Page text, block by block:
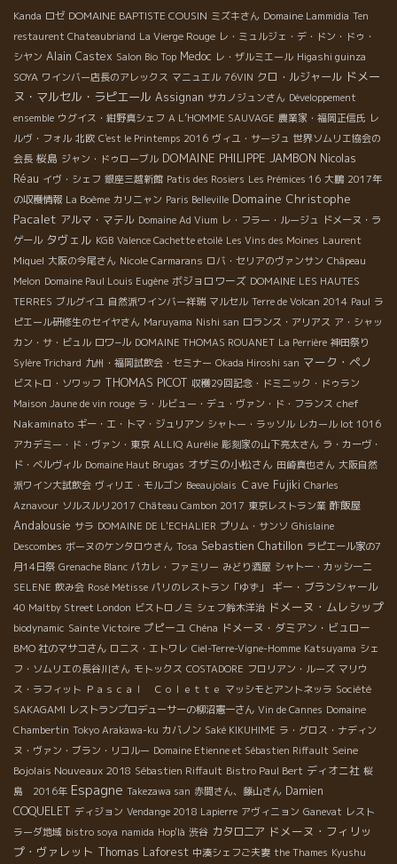
Kanda ロゼ DOMAINE BAPTISTE COUSIN ミズキさん Domaine Lammidia Ten
restaurent Chateaubriand La Vierge Rouge レ・ミュルジェ・デ・ドン・ドゥ・
シヤン Alain Castex Salon Bio Top Medoc レ・ザルミエール Higashi guinza
SOYA ワインバー店長のアレックス マニュエル 76VIN クロ・ルジャール ドメー
ヌ・マルセル・ラピエール Assignan サカノジュンさん Développement
ensemble ウグイス・紺野真シェフ A L’HOMME SAUVAGE 農業家・福岡正信氏 レ
ルヴ・フォル 北欧 C'est le Printemps 2016 ヴィユ・サージュ 世界ソムリエ協会の
会長 桜島 ジャン・ドゥローブル DOMAINE PHILIPPE JAMBON Nicolas
Réau イヴ・シェフ 銀座三越新館 Patis des Rosiers Les Prémices 16 大鵬 2017年
の収穫情報 La Boème カリニャン Paris Belleville Domaine Christophe
Pacalet アルマ・マテル Domaine Ad Vium レ・フラー・ルージュ ドメーヌ・ラ
ゲール タヴェル KGB Valence Cachette etoilé Les Vins des Moines Laurent
Miquel 大阪の今尾さん Nicole Carmarans ロバ・セリアのヴァンサン Châpeau
Melon Domaine Paul Louis Eugène ボジョロワーズ DOMAINE LES HAUTES
TERRES ブルグイユ 自然派ワインバー祥瑞 マルセル Terre de Volcan 2014 Paul ラ
ピエール研修生のセイヤさん Maruyama Nishi san ロランス・アリアス ア・シャッ
カン・サ・ビュル ロワ−ル DOMAINE THOMAS ROUANET La Perrière 神田祭り
Sylère Trichard 九州・福岡試飲会・セミナー Okada Hiroshi san マーク・ペノ
ビストロ・ソワッフ THOMAS PICOT 収穫29回記念・ドミニック・ドゥラン
Maison Jaune de vin rouge ラ・ルビュー・デュ・ヴァン・ド・フランス chef
Nakaminato ギー・エ・トマ・ジュリアン シャトー・ラッソル レカール lot 1016
アカデミー・ド・ヴァン・東京 ALLIQ Aurélie 彫刻家の山下亮太さん ラ・カーヴ・
ド・ベルヴィル Domaine Haut Brugas オザミの小松さん 田崎真也さん 大阪自然
派ワイン大試飲会 ヴィリエ・モルゴン Beeaujolais Ｃave Fujiki Charles
Aznavour ソルスルリ2017 Château Cambon 2017 東京レストラン業 酢飯屋
Andalousie サラ DOMAINE DE L'ECHALIER プリム・サンソ Ghislaine
Descombes ボーヌのケンタロウさん Tosa Sebastien Chatillon ラピエール家の7
月14日祭 Grenache Blanc パカレ・ファミリー みどり酒屋 シャトー・カッシーニ
SELENE 飲み会 Rosé Métisse パリのレストラン「ゆず」 ギー・ブランシャール
40 Maltby Street London ビストロノミ シェフ鈴木洋治 ドメーヌ・ムレシップ
biodynamic Sainte Victoire プピーユ Chéna ドメーヌ・ダミアン・ビュロー
BMO 社のマサコさん ロニス・エトワレ Ciel-Terre-Vigne-Homme Katsuyama シェ
フ・ソムリエの長谷川さん モトックス COSTADORE フロリアン・ルーズ マリウ
ス・ラフィット Ｐａｓｃａｌ Ｃｏｌｅｔｔｅ マッシモとアントネッラ Société
SAKAGAMI レストランプロデューサーの柳沼憲一さん Vin de Cannes Domaine
Chambertin Tokyo Arakawa-ku カバノン Saké KIKUHIME ラ・グロス・ナディン
ヌ・ヴァン・ブラン・リコルー Domaine Etienne et Sébastien Riffault Seine
Bojolais Nouveaux 2018 Sébastien Riffault Bistro Paul Bert ディオニ社 桜
島 2016年 Espagne Takezawa san 赤間さん、藤山さん Damien
COQUELET ディジョン Vendange 2018 Lapierre アヴィニョン Ganevat レスト
ラーダ地域 bistro soya namida Hop'là 渋谷 カタロニア ドメーヌ・フィリッ
プ・ヴァレット Thomas Laforest 中湊シェフご夫妻 the Thames Kyushu